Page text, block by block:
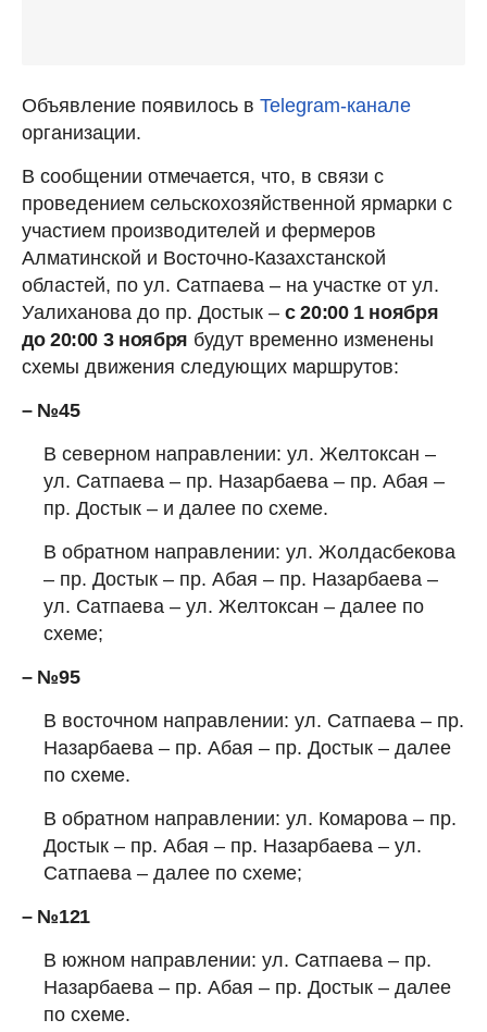
Объявление появилось в Telegram-канале
организации.
В сообщении отмечается, что, в связи с
проведением сельскохозяйственной ярмарки с
участием производителей и фермеров
Алматинской и Восточно-Казахстанской
областей, по ул. Сатпаева – на участке от ул.
Уалиханова до пр. Достык – с 20:00 1 ноября
до 20:00 3 ноября будут временно изменены
схемы движения следующих маршрутов:
– №45
В северном направлении: ул. Желтоксан –
ул. Сатпаева – пр. Назарбаева – пр. Абая –
пр. Достык – и далее по схеме.
В обратном направлении: ул. Жолдасбекова
– пр. Достык – пр. Абая – пр. Назарбаева –
ул. Сатпаева – ул. Желтоксан – далее по
схеме;
– №95
В восточном направлении: ул. Сатпаева – пр.
Назарбаева – пр. Абая – пр. Достык – далее
по схеме.
В обратном направлении: ул. Комарова – пр.
Достык – пр. Абая – пр. Назарбаева – ул.
Сатпаева – далее по схеме;
– №121
В южном направлении: ул. Сатпаева – пр.
Назарбаева – пр. Абая – пр. Достык – далее
по схеме.